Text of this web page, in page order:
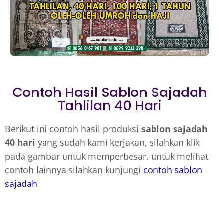
Contoh Hasil Sablon Sajadah
Tahlilan 40 Hari
Berikut ini contoh hasil produksi sablon sajadah
40 hari yang sudah kami kerjakan, silahkan klik
pada gambar untuk memperbesar. untuk melihat
contoh lainnya silahkan kunjungi contoh sablon
sajadah